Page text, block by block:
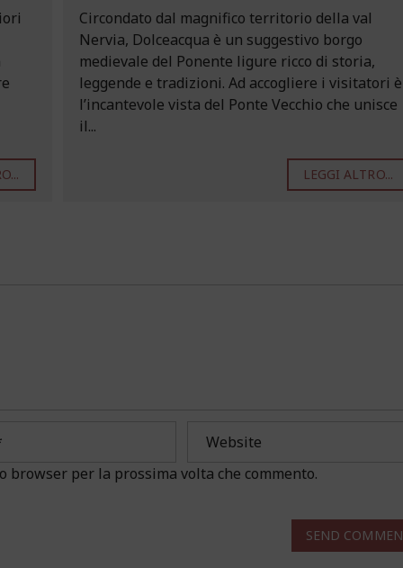
Circondato dal magnifico territorio della val
Nervia, Dolceacqua è un suggestivo borgo
medievale del Ponente ligure ricco di storia,
leggende e tradizioni. Ad accogliere i visitatori è
l’incantevole vista del Ponte Vecchio che unisce
il...
LEGGI ALTRO...
browser per la prossima volta che commento.
SEND